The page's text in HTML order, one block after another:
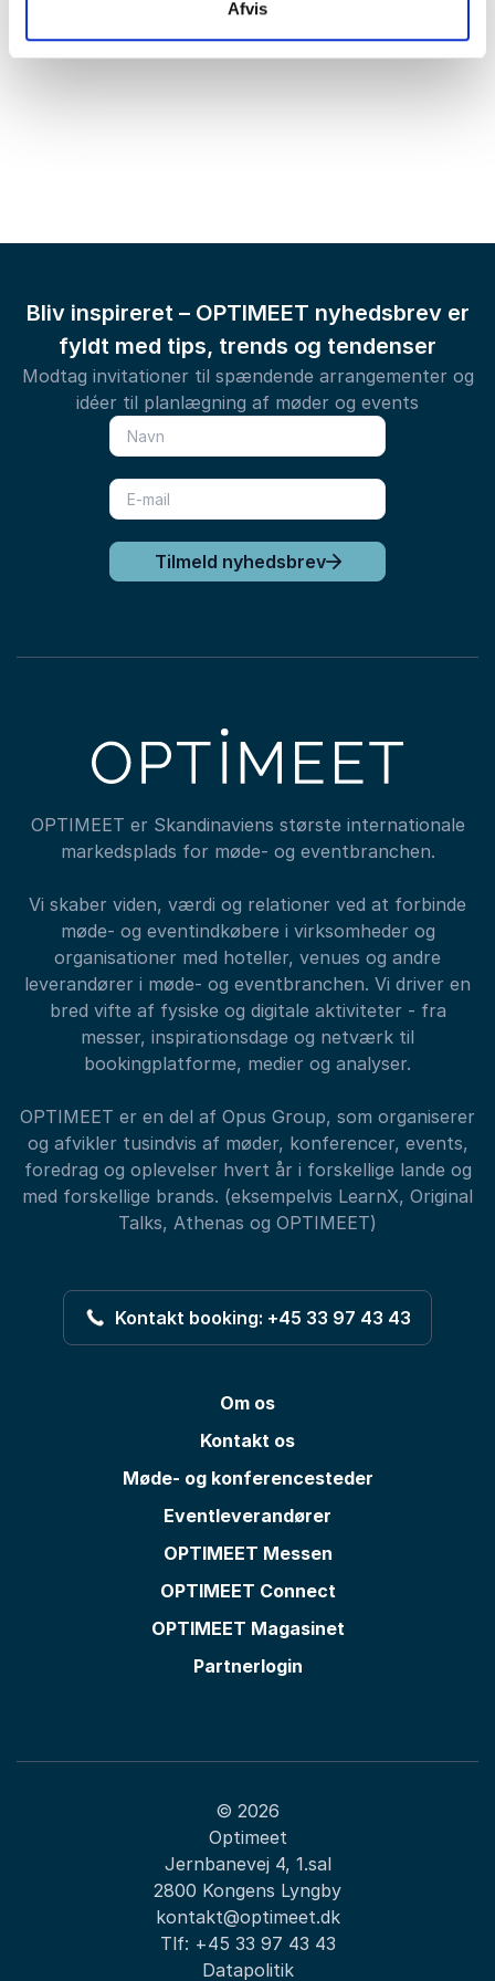
Afvis
Se mere om Hindsgavl Slot
Bliv inspireret – OPTIMEET nyhedsbrev er
fyldt med tips, trends og tendenser
Modtag invitationer til spændende arrangementer og
idéer til planlægning af møder og events
Tilmeld nyhedsbrev
OPTIMEET er Skandinaviens største internationale
markedsplads for møde- og eventbranchen.
Vi skaber viden, værdi og relationer ved at forbinde
møde- og eventindkøbere i virksomheder og
organisationer med hoteller, venues og andre
leverandører i møde- og eventbranchen. Vi driver en
bred vifte af fysiske og digitale aktiviteter - fra
messer, inspirationsdage og netværk til
bookingplatforme, medier og analyser.
OPTIMEET er en del af Opus Group, som organiserer
og afvikler tusindvis af møder, konferencer, events,
foredrag og oplevelser hvert år i forskellige lande og
med forskellige brands. (eksempelvis LearnX, Original
Talks, Athenas og OPTIMEET)
Kontakt booking: +45 33 97 43 43
Om os
Kontakt os
Møde- og konferencesteder
Eventleverandører
OPTIMEET Messen
OPTIMEET Connect
OPTIMEET Magasinet
Partnerlogin
© 2026
Optimeet
Jernbanevej 4, 1.sal
2800 Kongens Lyngby
kontakt@optimeet.dk
Tlf: +45 33 97 43 43
Datapolitik